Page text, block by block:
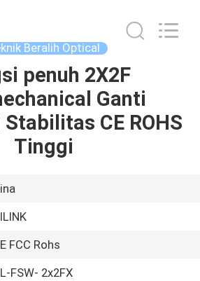
Beralih Optical
penuh 2X2F
Ganti
CE ROHS
Tinggi
FCC Rohs
FSW- 2x2FX